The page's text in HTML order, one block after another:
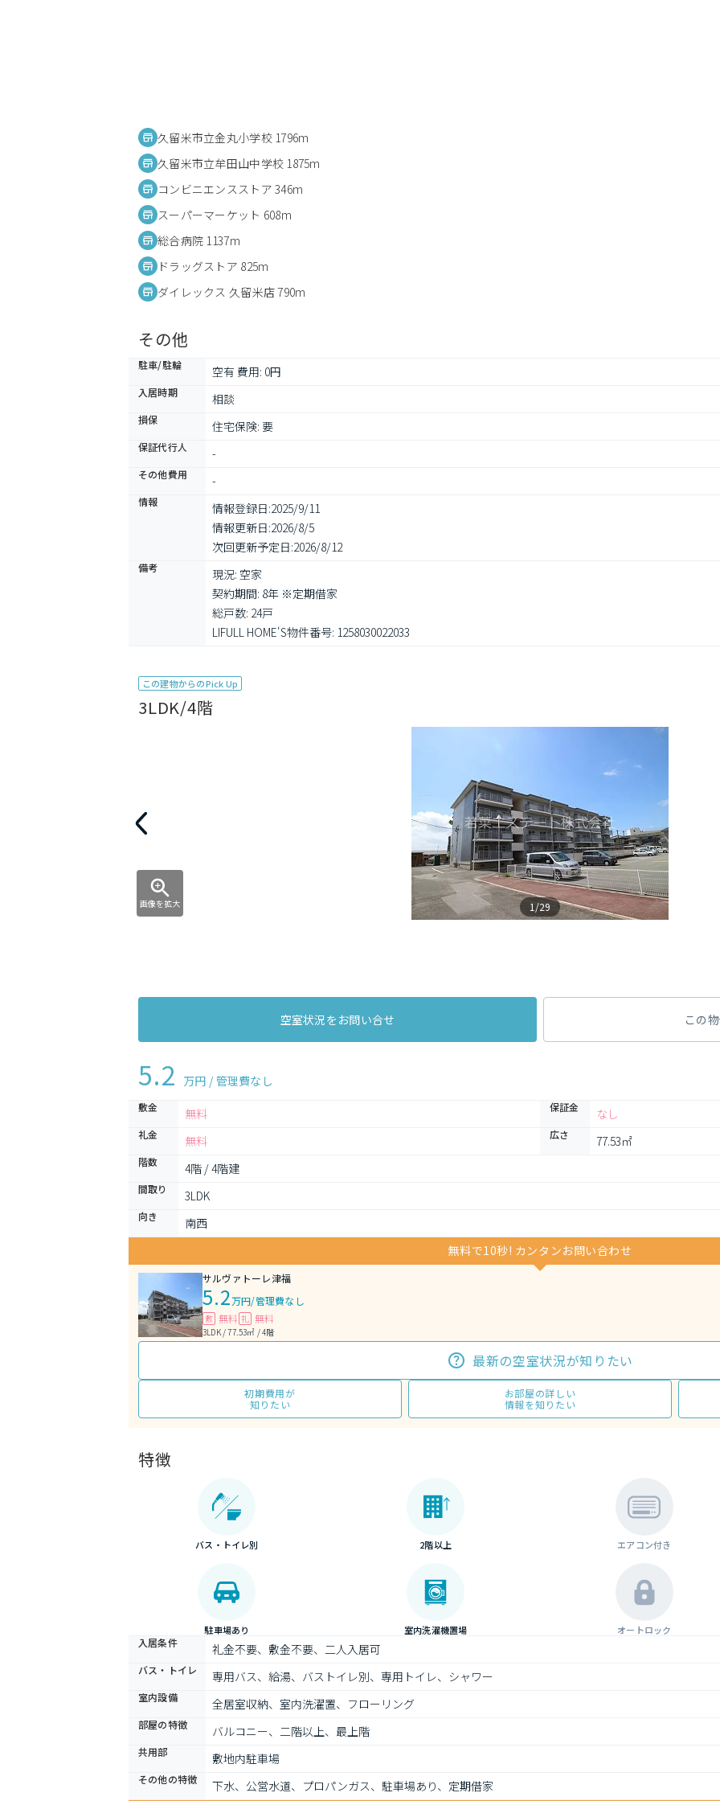
久留米市立金丸小学校 1796m
久留米市立牟田山中学校 1875m
コンビニエンスストア 346m
スーパーマーケット 608m
総合病院 1137m
ドラッグストア 825m
ダイレックス 久留米店 790m
その他
駐車/駐輪 空有 費用: 0円
入居時期 相談
損保 住宅保険: 要
保証代行人 -
その他費用 -
情報 情報登録日:2025/9/11
情報更新日:2026/8/5
次回更新予定日:2026/8/12
備考
現況: 空家
契約期間: 8年 ※定期借家
総戸数: 24戸
LIFULL HOME'S物件番号: 1258030022033
この建物からのPick Up
3LDK/4階
画像を拡大 1/29
空室状況をお問い合せ この
5.2 万円 / 管理費なし
敷金 無料 保証金 なし
礼金 無料 広さ 77.53㎡
階数 4階 / 4階建
間取り 3LDK
向き
南西
無料で10秒! カンタンお問い合わせ
サルヴァトーレ津福
5.2万円/管理費なし
敷 無料 礼 無料
3LDK / 77.53㎡ / 4階
最新の空室状況が知りたい
初期費用が
知りたい
お部屋の詳しい
情報を知りたい
特徴
バス・トイレ別 2階以上 エアコン付き
駐車場あり 室内洗濯機置場 オートロック
入居条件 礼金不要、敷金不要、二人入居可
バス・トイレ 専用バス、給湯、バストイレ別、専用トイレ、シャワー
室内設備 全居室収納、室内洗濯置、フローリング
部屋の特徴 バルコニー、二階以上、最上階
共用部 敷地内駐車場
その他の特徴 下水、公営水道、プロパンガス、駐車場あり、定期借家